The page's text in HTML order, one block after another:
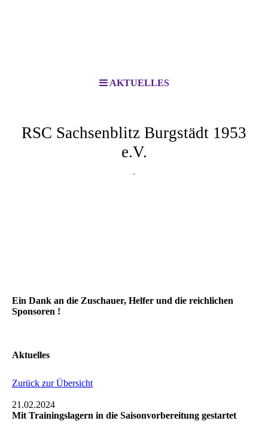
AKTUELLES
RSC Sachsenblitz Burgstädt 1953
e.V.
.
Ein Dank an die Zuschauer, Helfer und die reichlichen
Sponsoren !
Aktuelles
Zurück zur Übersicht
21.02.2024
Mit Trainingslagern in die Saisonvorbereitung gestartet